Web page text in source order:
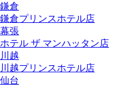
鎌倉
鎌倉プリンスホテル店
幕張
ホテル ザ マンハッタン店
川越
川越プリンスホテル店
仙台